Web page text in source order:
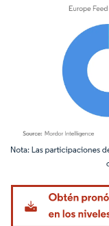
Imagen © Mordor